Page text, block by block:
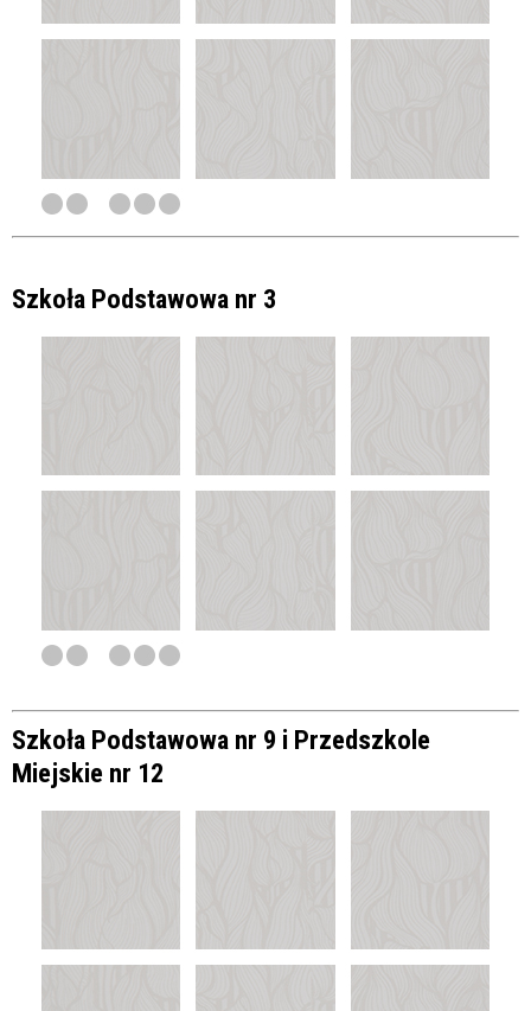
Szkoła Podstawowa nr 3
Szkoła Podstawowa nr 9 i Przedszkole
Miejskie nr 12